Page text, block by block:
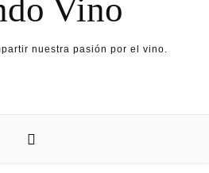
Vino
nuestra pasión por el vino.